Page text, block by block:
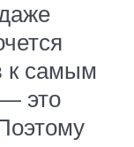
к самым
это